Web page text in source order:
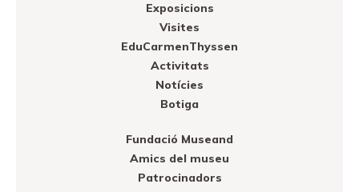
Exposicions
Visites
EduCarmenThyssen
Activitats
Notícies
Botiga
Fundació Museand
Amics del museu
Patrocinadors